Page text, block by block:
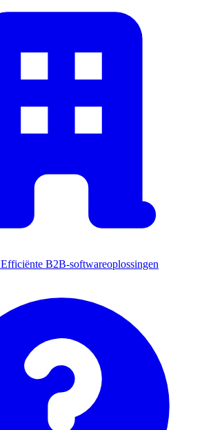
Efficiënte B2B-softwareoplossingen